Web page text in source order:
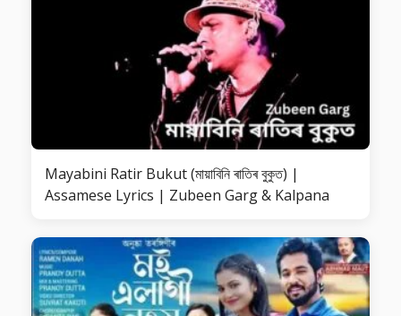
Mayabini Ratir Bukut (মায়াবিনি ৰাতিৰ বুকুত) |
Assamese Lyrics | Zubeen Garg & Kalpana